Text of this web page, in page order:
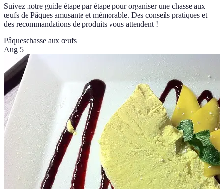
Suivez notre guide étape par étape pour organiser une chasse aux
œufs de Pâques amusante et mémorable. Des conseils pratiques et
des recommandations de produits vous attendent !
Pâqueschasse aux œufs
Aug 5